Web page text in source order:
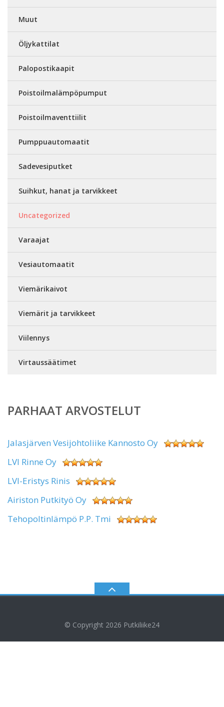
Muut
Öljykattilat
Palopostikaapit
Poistoilmalämpöpumput
Poistoilmaventtiilit
Pumppuautomaatit
Sadevesiputket
Suihkut, hanat ja tarvikkeet
Uncategorized
Varaajat
Vesiautomaatit
Viemärikaivot
Viemärit ja tarvikkeet
Viilennys
Virtaussäätimet
PARHAAT ARVOSTELUT
Jalasjärven Vesijohtoliike Kannosto Oy
LVI Rinne Oy
LVI-Eristys Rinis
Airiston Putkityö Oy
Tehopoltinlämpö P.P. Tmi
© Copyright 2026 Putkiliike24